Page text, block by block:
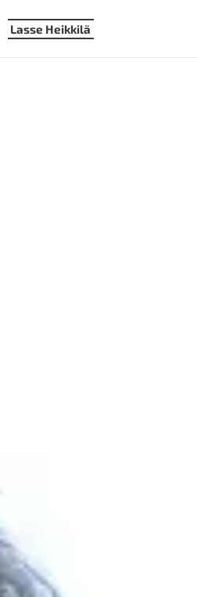
Lasse Heikkilä